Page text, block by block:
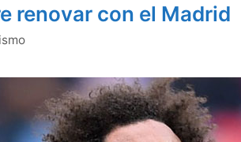
renovar con el Madrid